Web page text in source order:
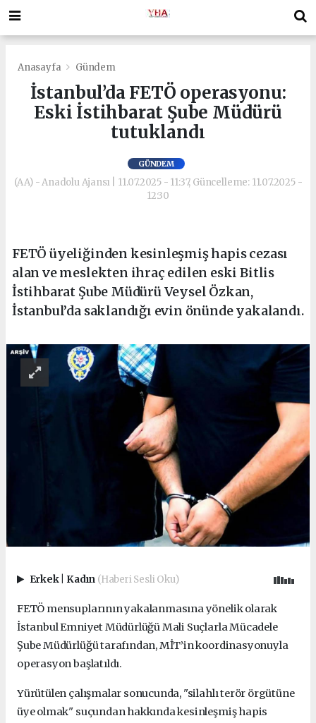
Anasayfa Gündem
İstanbul’da FETÖ operasyonu:
Eski İstihbarat Şube Müdürü
tutuklandı
GÜNDEM
(AA) - Anadolu Ajansı | 11.07.2025 - 11:37, Güncelleme: 11.07.2025 -
12:30
FETÖ üyeliğinden kesinleşmiş hapis cezası
alan ve meslekten ihraç edilen eski Bitlis
İstihbarat Şube Müdürü Veysel Özkan,
İstanbul’da saklandığı evin önünde yakalandı.
Erkek Kadın (Haberi Sesli Oku)
FETÖ mensuplarının yakalanmasına yönelik olarak
İstanbul Emniyet Müdürlüğü Mali Suçlarla Mücadele
Şube Müdürlüğü tarafından, MİT’in koordinasyonuyla
operasyon başlatıldı.
Yürütülen çalışmalar sonucunda, "silahlı terör örgütüne
üye olmak" suçundan hakkında kesinleşmiş hapis